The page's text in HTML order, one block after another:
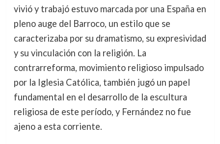
vivió y trabajó estuvo marcada por una España en
pleno auge del Barroco, un estilo que se
caracterizaba por su dramatismo, su expresividad
y su vinculación con la religión. La
contrarreforma, movimiento religioso impulsado
por la Iglesia Católica, también jugó un papel
fundamental en el desarrollo de la escultura
religiosa de este período, y Fernández no fue
ajeno a esta corriente.